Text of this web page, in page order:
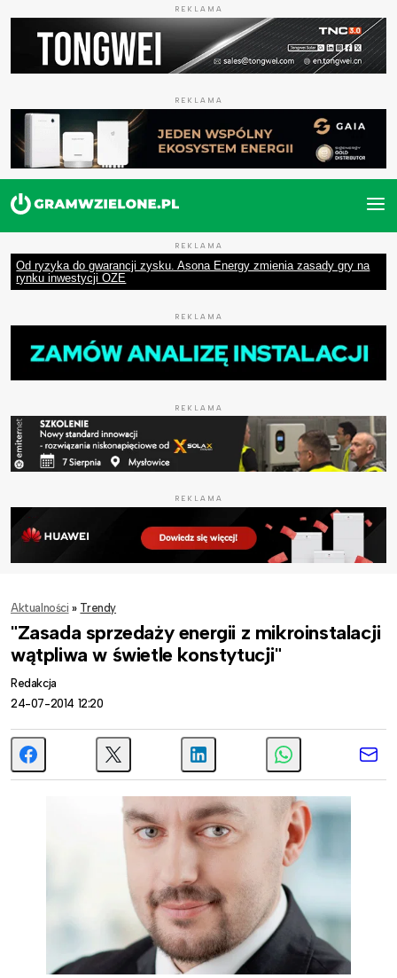
REKLAMA
REKLAMA
REKLAMA
Od ryzyka do gwarancji zysku. Asona Energy zmienia zasady gry na
rynku inwestycji OZE
REKLAMA
REKLAMA
REKLAMA
Aktualności » Trendy
"Zasada sprzedaży energii z mikroinstalacji
wątpliwa w świetle konstytucji"
Redakcja
24-07-2014 12:20